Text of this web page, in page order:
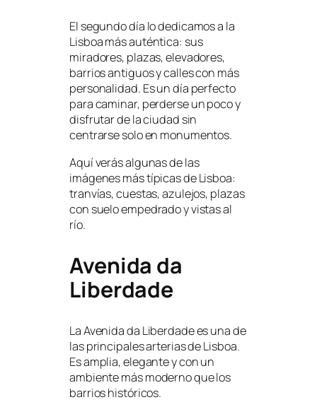
El segundo día lo dedicamos a la
Lisboa más auténtica: sus
miradores, plazas, elevadores,
barrios antiguos y calles con más
personalidad. Es un día perfecto
para caminar, perderse un poco y
disfrutar de la ciudad sin
centrarse solo en monumentos.
Aquí verás algunas de las
imágenes más típicas de Lisboa:
tranvías, cuestas, azulejos, plazas
con suelo empedrado y vistas al
río.
Avenida da
Liberdade
La Avenida da Liberdade es una de
las principales arterias de Lisboa.
Es amplia, elegante y con un
ambiente más moderno que los
barrios históricos.